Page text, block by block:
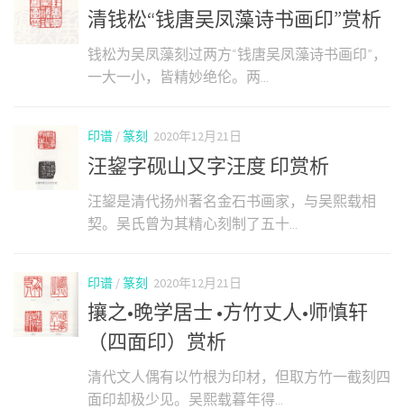
清钱松“钱唐吴凤藻诗书画印”赏析
钱松为吴凤藻刻过两方“钱唐吴凤藻诗书画印”，
一大一小，皆精妙绝伦。两...
印谱 / 篆刻 2020年12月21日
汪鋆字砚山又字汪度 印赏析
汪鋆是清代扬州著名金石书画家，与吴熙载相
契。吴氏曾为其精心刻制了五十...
印谱 / 篆刻 2020年12月21日
攘之•晚学居士 •方竹丈人•师慎轩
（四面印）赏析
清代文人偶有以竹根为印材，但取方竹一截刻四
面印却极少见。吴熙载暮年得...